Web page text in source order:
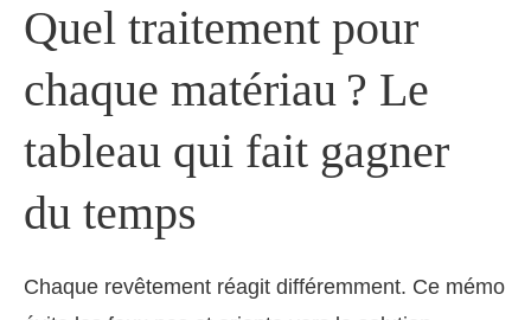
Quel traitement pour
chaque matériau ? Le
tableau qui fait gagner
du temps
Chaque revêtement réagit différemment. Ce mémo